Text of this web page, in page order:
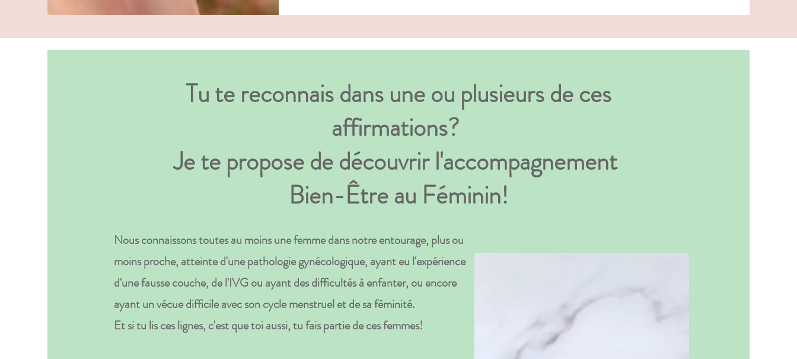
Tu te reconnais dans une ou plusieurs de ces
affirmations?
Je te propose de découvrir l'accompagnement
Bien-Être au Féminin!
Nous connaissons toutes au moins une femme dans notre entourage, plus ou
moins proche, atteinte d'une pathologie gynécologique, ayant eu l'expérience
d'une fausse couche, de l'IVG ou ayant des difficultés à enfanter, ou encore
ayant un vécue difficile avec son cycle menstruel et de sa féminité.
Et si tu lis ces lignes, c'est que toi aussi, tu fais partie de ces femmes!